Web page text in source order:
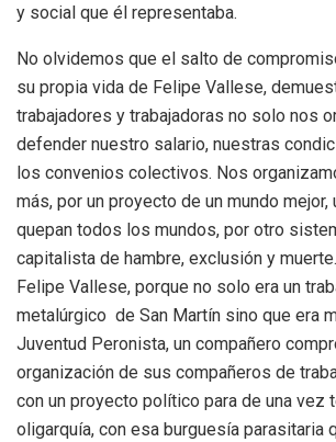
y social que él representaba.
No olvidemos que el salto de
su propia vida de Felipe Vallese,
trabajadores y trabajadoras no solo nos
defender nuestro salario, nuestras
los convenios colectivos. Nos
más, por un proyecto de un mundo mejor,
quepan todos los mundos, por otro
capitalista de hambre, exclusión y
Felipe Vallese, porque no solo era un
metalúrgico de San Martín sino que era
Juventud Peronista, un compañero
organización de sus compañeros de
con un proyecto político para de una vez
oligarquía, con esa burguesía parasitaria